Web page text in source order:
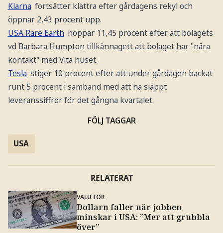
Klarna fortsätter klättra efter gårdagens rekyl och
öppnar 2,43 procent upp.
USA Rare Earth hoppar 11,45 procent efter att bolagets
vd Barbara Humpton tillkännagett att bolaget har "nära
kontakt" med Vita huset.
Tesla stiger 10 procent efter att under gårdagen backat
runt 5 procent i samband med att ha släppt
leveranssiffror för det gångna kvartalet.
FÖLJ TAGGAR
USA
RELATERAT
VALUTOR
Dollarn faller när jobben
minskar i USA: ”Mer att grubbla
över”